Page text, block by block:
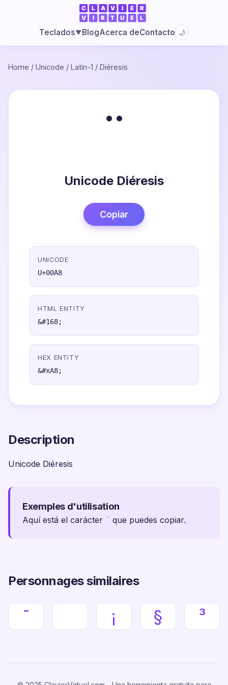
Teclados▼BlogAcerca deContacto 🌙
Home / Unicode / Latin-1 / Diéresis
¨
Unicode Diéresis
Copiar
UNICODE
U+00A8
HTML ENTITY
&#168;
HEX ENTITY
&#xA8;
Description
Unicode Diéresis
Exemples d'utilisation
Aquí está el carácter ¨ que puedes copiar.
Personnages similaires
¯ ¡ § ³